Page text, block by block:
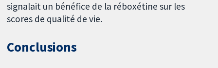
signalait un bénéfice de la réboxétine sur les
scores de qualité de vie.
Conclusions